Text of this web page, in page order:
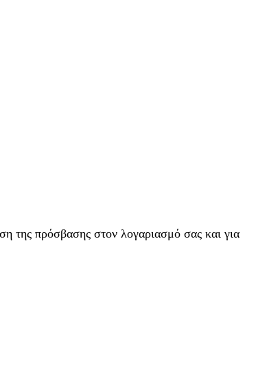
της πρόσβασης στον λογαριασμό σας και για